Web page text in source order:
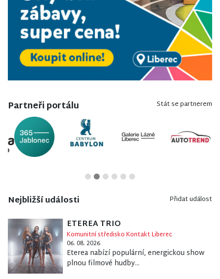
Partneři portálu Stát se partnerem
Nejbližší události Přidat událost
ETEREA TRIO
Komunitní středisko Kontakt Liberec
06. 08. 2026
Eterea nabízí populární, energickou show
plnou filmové hudby...